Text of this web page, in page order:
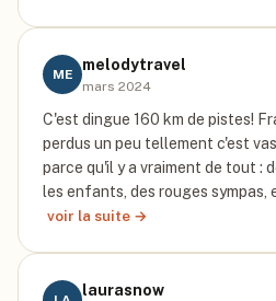
ME
melodytravel
mars 2024
C'est dingue 160 km de pistes!
perdus un peu tellement c'est
parce qu'il y a vraiment de tout :
les enfants, des rouges sympas,
voir la suite →
laurasnow